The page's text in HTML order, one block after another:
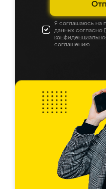
Я соглашаюсь на
данных согласно
соглашению